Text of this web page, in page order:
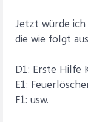
Jetzt würde
die wie folgt
D1: Erste Hilfe
E1:
F1: usw.